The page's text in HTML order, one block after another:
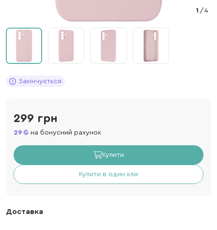
1 /4
Закінчується
299 грн
29 на бонусний рахунок
Купити
Купити в один клік
Доставка